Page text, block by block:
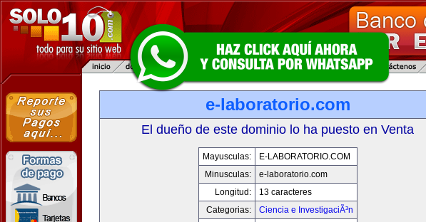
e-laboratorio.com
El dueño de este dominio lo ha puesto en Venta
Mayusculas:
E-LABORATORIO.COM
Minusculas:
e-laboratorio.com
Longitud:
13 caracteres
Categorias:
Ciencia e InvestigaciÃ³n